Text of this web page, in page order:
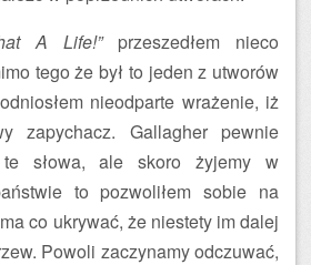
A Life!”przeszedłem nieco
tego że był to jeden z utworów
nieodparte wrażenie, iż
zapychacz. Gallagher pewnie
słowa, ale skoro żyjemy w
to pozwoliłem sobie na
co ukrywać, że niestety im dalej
Powoli zaczynamy odczuwać,